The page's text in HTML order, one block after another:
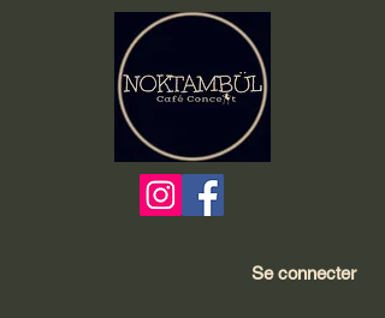
Se connecter